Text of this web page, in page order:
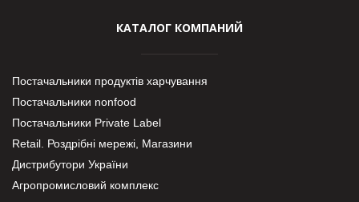
КАТАЛОГ КОМПАНИЙ
Постачальники продуктів харчування
Постачальники nonfood
Постачальники Private Label
Retail. Роздрібні мережі, Магазини
Дистрибутори України
Агропромисловий комплекс